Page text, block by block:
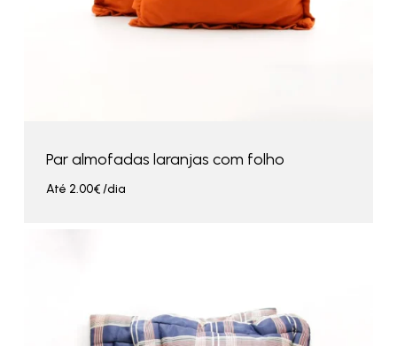
Par almofadas laranjas com folho
Até 2.00€/dia